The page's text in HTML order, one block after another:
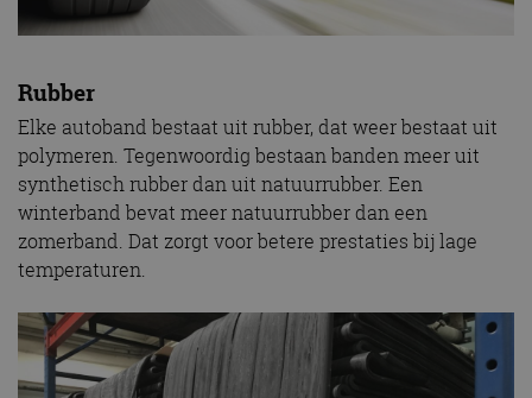
Rubber
Elke autoband bestaat uit rubber, dat weer bestaat uit
polymeren. Tegenwoordig bestaan banden meer uit
synthetisch rubber dan uit natuurrubber. Een
winterband bevat meer natuurrubber dan een
zomerband. Dat zorgt voor betere prestaties bij lage
temperaturen.